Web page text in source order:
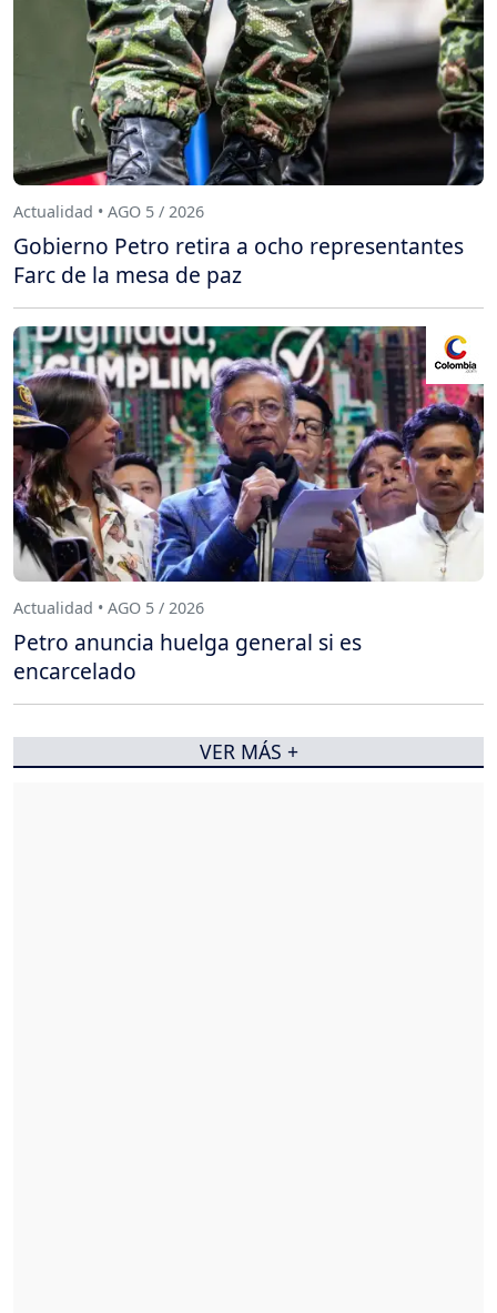
Actualidad • AGO 5 / 2026
Gobierno Petro retira a ocho representantes
Farc de la mesa de paz
Actualidad • AGO 5 / 2026
Petro anuncia huelga general si es
encarcelado
VER MÁS +